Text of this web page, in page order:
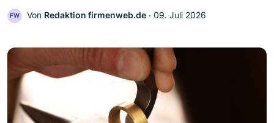
FW Von Redaktion firmenweb.de ‧ 09. Juli 2026